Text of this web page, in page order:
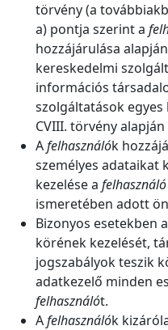
törvény (a
a) pontja szerint a
hozzájárulása
kereskedelmi
információs
szolgáltatások egyes
CVIII. törvény
Afelhasználók
személyes adataikat
kezelése a felhasználó
ismeretében adott
Bizonyos esetekben
körének kezelését,
jogszabályok teszik
adatkezelő minden
felhasználót.
Afelhasználók